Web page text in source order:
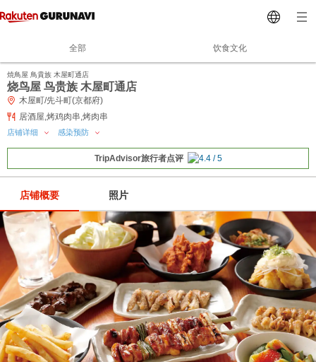
全部 饮食文化
焼鳥屋 鳥貴族 木屋町通店
烧鸟屋 鸟贵族 木屋町通店
木屋町/先斗町(京都府)
居酒屋,烤鸡肉串,烤肉串
店铺详细 感染预防
TripAdvisor旅行者点评
店铺概要 照片